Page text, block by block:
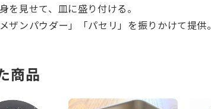
を見せて、皿に盛り付ける。
ザンパウダー」「パセリ」を振りかけて提供。
商品